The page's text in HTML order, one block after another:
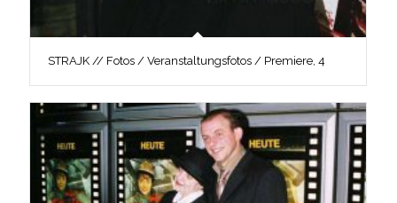
STRAJK // Fotos / Veranstaltungsfotos / Premiere, 4